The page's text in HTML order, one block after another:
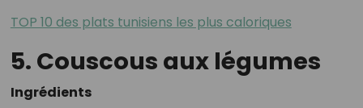
TOP 10 des plats tunisiens les plus caloriques
5. Couscous aux légumes
Ingrédients